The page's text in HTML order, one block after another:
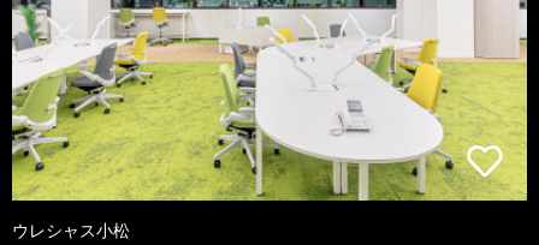
ウレシャス小松